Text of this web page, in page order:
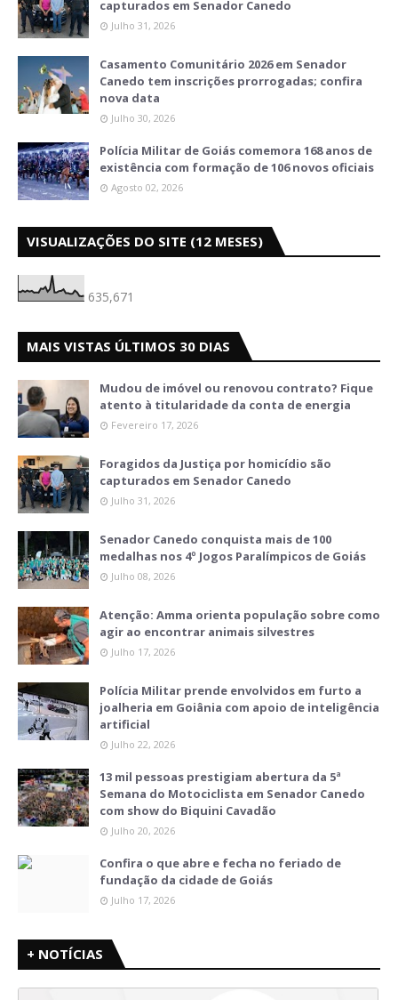
capturados em Senador Canedo
Julho 31, 2026
Casamento Comunitário 2026 em Senador
Canedo tem inscrições prorrogadas; confira
nova data
Julho 30, 2026
Polícia Militar de Goiás comemora 168 anos de
existência com formação de 106 novos oficiais
Agosto 02, 2026
VISUALIZAÇÕES DO SITE (12 MESES)
635,671
MAIS VISTAS ÚLTIMOS 30 DIAS
Mudou de imóvel ou renovou contrato? Fique
atento à titularidade da conta de energia
Fevereiro 17, 2026
Foragidos da Justiça por homicídio são
capturados em Senador Canedo
Julho 31, 2026
Senador Canedo conquista mais de 100
medalhas nos 4º Jogos Paralímpicos de Goiás
Julho 08, 2026
Atenção: Amma orienta população sobre como
agir ao encontrar animais silvestres
Julho 17, 2026
Polícia Militar prende envolvidos em furto a
joalheria em Goiânia com apoio de inteligência
artificial
Julho 22, 2026
13 mil pessoas prestigiam abertura da 5ª
Semana do Motociclista em Senador Canedo
com show do Biquini Cavadão
Julho 20, 2026
Confira o que abre e fecha no feriado de
fundação da cidade de Goiás
Julho 17, 2026
+ NOTÍCIAS